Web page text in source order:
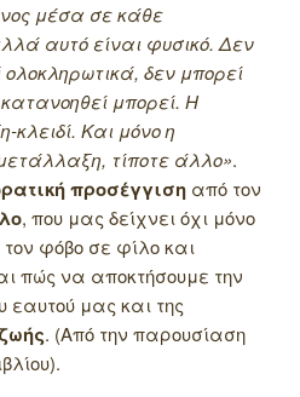
μέσα σε κάθε
αυτό είναι φυσικό. Δεν
δεν μπορεί
μπορεί. Η
κλειδί. Και μόνο η
τίποτε άλλο».
προσέγγιση από τον
, που μας δείχνει όχι μόνο
φόβο σε φίλο και
πώς να αποκτήσουμε την
εαυτού μας και της
. (Από την παρουσίαση